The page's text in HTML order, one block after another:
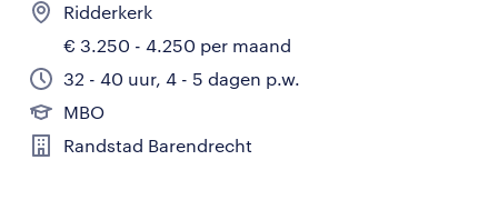
Ridderkerk
€ 3.250 - 4.250 per maand
32 - 40 uur, 4 - 5 dagen p.w.
MBO
Randstad Barendrecht